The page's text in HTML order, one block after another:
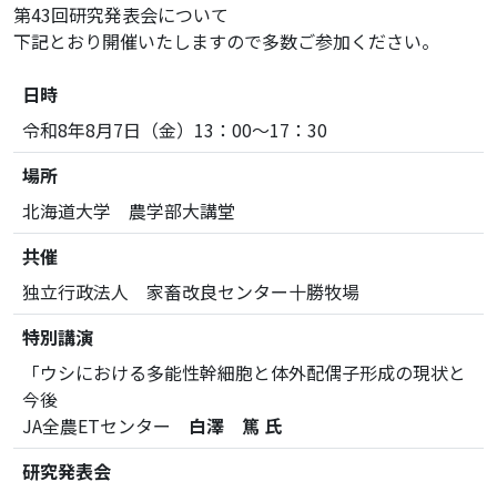
第43回研究発表会について
下記とおり開催いたしますので多数ご参加ください。
日時
令和8年8月7日（金）13：00～17：30
場所
北海道大学 農学部大講堂
共催
独立行政法人 家畜改良センター十勝牧場
特別講演
「ウシにおける多能性幹細胞と体外配偶子形成の現状と
今後
JA全農ETセンター 白澤 篤 氏
研究発表会